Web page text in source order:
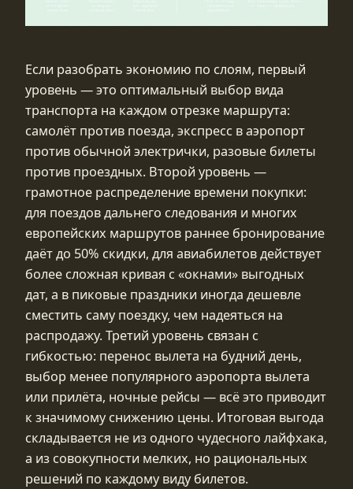
Если разобрать экономию по слоям, первый
уровень — это оптимальный выбор вида
транспорта на каждом отрезке маршрута:
самолёт против поезда, экспресс в аэропорт
против обычной электрички, разовые билеты
против проездных. Второй уровень —
грамотное распределение времени покупки:
для поездов дальнего следования и многих
европейских маршрутов раннее бронирование
даёт до 50% скидки, для авиабилетов действует
более сложная кривая с «окнами» выгодных
дат, а в пиковые праздники иногда дешевле
сместить саму поездку, чем надеяться на
распродажу. Третий уровень связан с
гибкостью: перенос вылета на будний день,
выбор менее популярного аэропорта вылета
или прилёта, ночные рейсы — всё это приводит
к значимому снижению цены. Итоговая выгода
складывается не из одного чудесного лайфхака,
а из совокупности мелких, но рациональных
решений по каждому виду билетов.